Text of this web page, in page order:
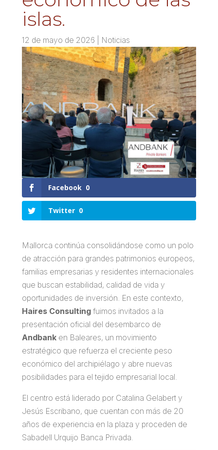
islas.
12 de mayo de 2026 Noticias
Facebook 0
Twitter 0
Mallorca continúa consolidándose como un polo
de atracción para grandes patrimonios europeos,
familias empresarias y residentes internacionales
que buscan estabilidad, calidad de vida y
oportunidades de inversión. En este contexto,
Haires Consultingfuimos invitados a la
presentación oficial del desembarco de
Andbanken Baleares, un movimiento
estratégico que refuerza el creciente peso
económico del archipiélago y abre nuevas
posibilidades para el tejido empresarial local.
El centro está liderado por Catalina Gelabert y
Jesús Escribano, que cuentan con más de 20
años de experiencia en la plaza y proceden de
Sabadell Urquijo Banca Privada.